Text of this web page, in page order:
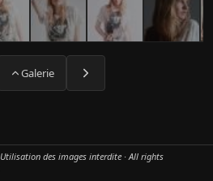
Galerie
Utilisation des images interdite · All rights